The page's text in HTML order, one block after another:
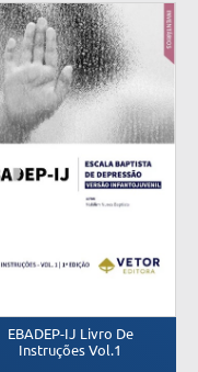
EBADEP-IJ Livro De
Instruções Vol.1